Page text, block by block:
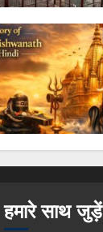
हमारे साथ जुड़ें